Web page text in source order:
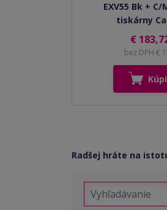
EXV55 Bk + C/
tiskárny
€
bez DPH €
Radšej hráte na